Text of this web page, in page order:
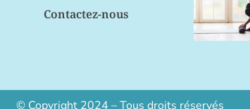
Contactez-nous
© Copyright 2024 – Tous droits réservés